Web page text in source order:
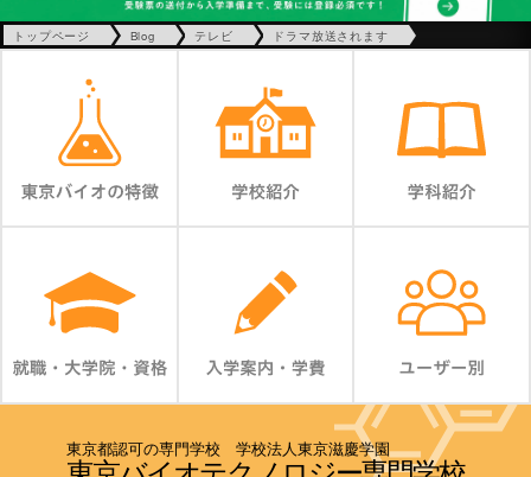
トップページ Blog テレビ ドラマ放送されます
東京都認可の専門学校 学校法人東京滋慶学園